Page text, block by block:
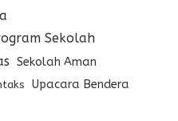
Sekolah
Sekolah Aman
Upacara Bendera